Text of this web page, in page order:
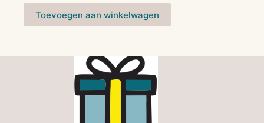
Toevoegen aan winkelwagen